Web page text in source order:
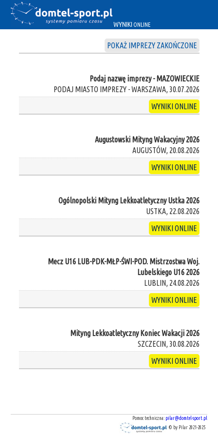
WYNIKI ONLINE
POKAŻ IMPREZY ZAKOŃCZONE
Podaj nazwę imprezy - MAZOWIECKIE
PODAJ MIASTO IMPREZY - WARSZAWA, 30.07.2026
WYNIKI ONLINE
Augustowski Mityng Wakacyjny 2026
AUGUSTÓW, 20.08.2026
WYNIKI ONLINE
Ogólnopolski Mityng Lekkoatletyczny Ustka 2026
USTKA, 22.08.2026
WYNIKI ONLINE
Mecz U16 LUB-PDK-MŁP-ŚWI-POD. Mistrzostwa Woj.
Lubelskiego U16 2026
LUBLIN, 24.08.2026
WYNIKI ONLINE
Mityng Lekkoatletyczny Koniec Wakacji 2026
SZCZECIN, 30.08.2026
WYNIKI ONLINE
Pomoc techniczna: pilar@domtel-sport.pl
© by Pilar 2021-2025